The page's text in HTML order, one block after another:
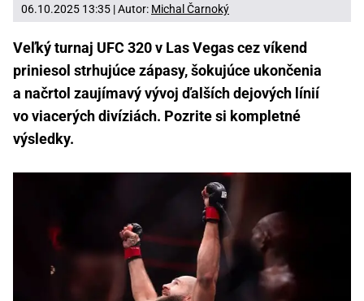
06.10.2025 13:35 | Autor: Michal Čarnoký
Veľký turnaj UFC 320 v Las Vegas cez víkend
priniesol strhujúce zápasy, šokujúce ukončenia
a načrtol zaujímavý vývoj ďalších dejových línií
vo viacerých divíziách. Pozrite si kompletné
výsledky.